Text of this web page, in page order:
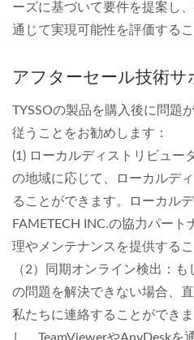
ーズに基づいて要件を提案し
通じて実現可能性を評価するこ
アフターセール技術サ
TYSSOの製品を購入後に問題
従うことをお勧めします：
(1) ローカルディストリビュー
の地域に応じて、ローカルデ
ることができます。ローカル
FAMETECH INC.の協力パー
理やメンテナンスを提供する
（2）同期オンライン検出：
の問題を解決できない場合、
私たちに連絡することができ